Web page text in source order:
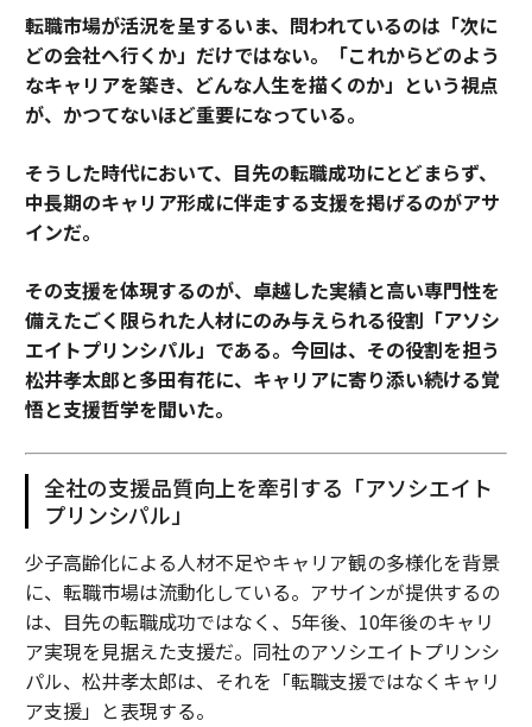
転職市場が活況を呈するいま、問われているのは「次に
どの会社へ行くか」だけではない。「これからどのよう
なキャリアを築き、どんな人生を描くのか」という視点
が、かつてないほど重要になっている。
そうした時代において、目先の転職成功にとどまらず、
中長期のキャリア形成に伴走する支援を掲げるのがアサ
インだ。
その支援を体現するのが、卓越した実績と高い専門性を
備えたごく限られた人材にのみ与えられる役割「アソシ
エイトプリンシパル」である。今回は、その役割を担う
松井孝太郎と多田有花に、キャリアに寄り添い続ける覚
悟と支援哲学を聞いた。
全社の支援品質向上を牽引する「アソシエイト
プリンシパル」
少子高齢化による人材不足やキャリア観の多様化を背景
に、転職市場は流動化している。アサインが提供するの
は、目先の転職成功ではなく、5年後、10年後のキャリ
ア実現を見据えた支援だ。同社のアソシエイトプリンシ
パル、松井孝太郎は、それを「転職支援ではなくキャリ
ア支援」と表現する。